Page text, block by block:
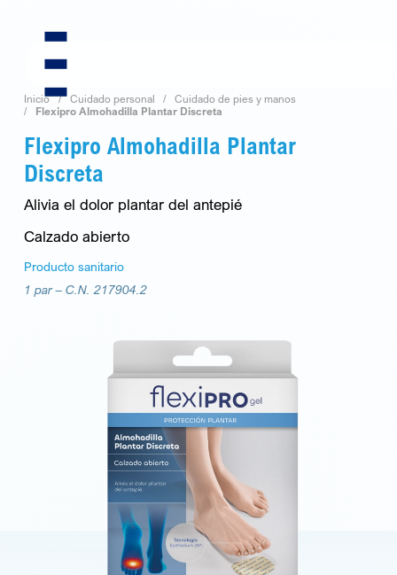
content
Inicio Cuidado personal
Cuidado de pies y manos
Flexipro Almohadilla Plantar Discreta
Flexipro Almohadilla Plantar
Discreta
Alivia el dolor plantar del antepié
Calzado abierto
Producto sanitario
1 par –C.N. 217904.2